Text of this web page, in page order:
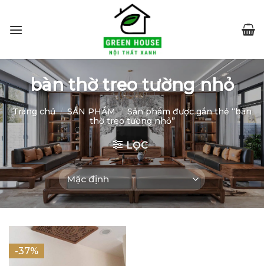
content
bàn thờ treo tường nhỏ
Trang chủ / SẢN PHẨM / Sản phẩm được gắn thẻ “bàn
thờ treo tường nhỏ”
LỌC
-37%